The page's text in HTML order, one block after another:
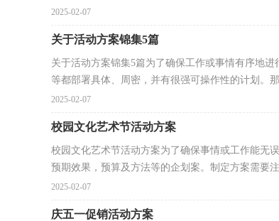
2025-02-07
关于活动方案锦集5篇
关于活动方案锦集5篇为了确保工作或事情有序地
等都部署具体、周密，并有很强可操作性的计划。
2025-02-07
校园文化艺术节活动方案
校园文化艺术节活动方案为了确保事情或工作能无
预期效果，预算及方法等的企划案。制定方案需要
2025-02-07
庆五一促销活动方案